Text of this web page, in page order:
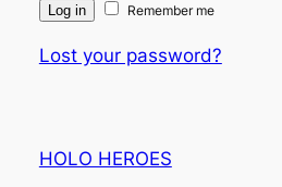
Log in Remember me
Lost your password?
HOLO HEROES